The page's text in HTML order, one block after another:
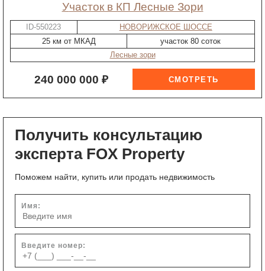
участок в КП Лесные Зори
ID-550223
НОВОРИЖСКОЕ ШОССЕ
25 км от МКАД
участок 80 соток
Лесные зори
240 000 000 ₽
Получить консультацию
эксперта FOX Property
Поможем найти, купить или продать недвижимость
Имя:
Введите номер: